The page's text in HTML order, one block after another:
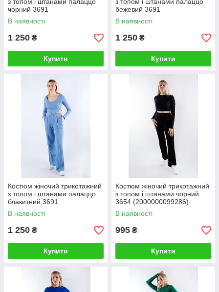
чорний 3691
(2000000099378)
В наявності
1 250 ₴
Купити
бежевий 3691
(2000000099316)
В наявності
1 250 ₴
Купити
Костюм жіночий трикотажний
з топом і штанами палаццо
блакитний 3691
(2000000099347)
В наявності
1 250 ₴
Купити
Костюм жіночий трикотажний
з топом і штанами чорний
3654 (2000000099286)
В наявності
995 ₴
Купити